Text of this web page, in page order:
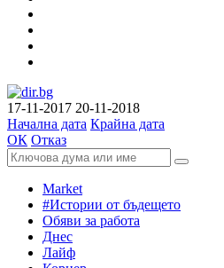
17-11-2017 20-11-2018
Начална дата Крайна дата
ОК Отказ
Market
#Истории от бъдещето
Обяви за работа
Днес
Лайф